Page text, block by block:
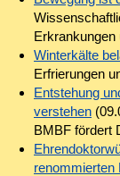
Winterkälte
Erfrierungen
Entstehung
verstehen
BMBF fördert
renommierten